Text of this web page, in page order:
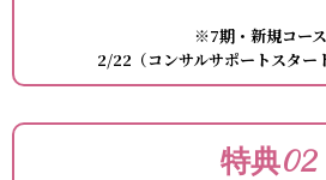
※7期・新規コー
2/22（コンサルサポートスター
特典02